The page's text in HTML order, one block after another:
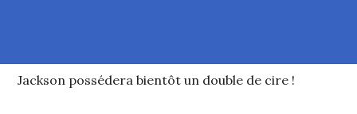
Jackson possédera bientôt un double de cire !